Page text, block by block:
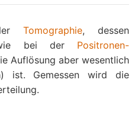
derTomographie, dessen
wie bei der Positronen-
Auflösung aber wesentlich
ist. Gemessen wird die